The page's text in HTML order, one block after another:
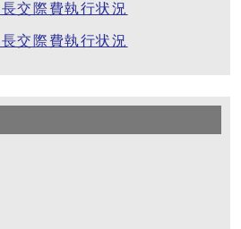
交際費執行状況
交際費執行状況